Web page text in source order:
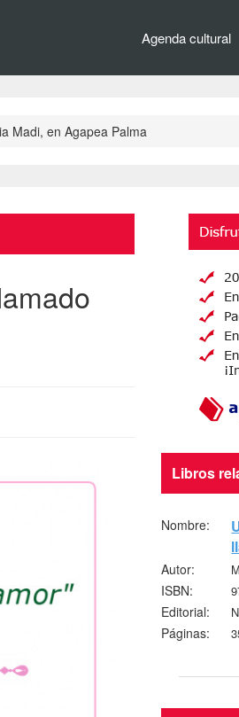
Agenda cultural
Madi, en Agapea Palma
Libros
Nombre:
Autor:
ISBN:
Editorial:
Páginas: